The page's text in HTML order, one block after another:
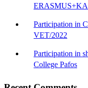
Participation in
VET/2022
Participation in
College Pafos